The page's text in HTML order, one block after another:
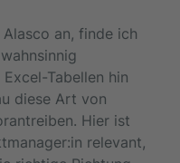
Alasco an, finde ich
Tabellen hin
diese Art von
Hier ist
relevant,